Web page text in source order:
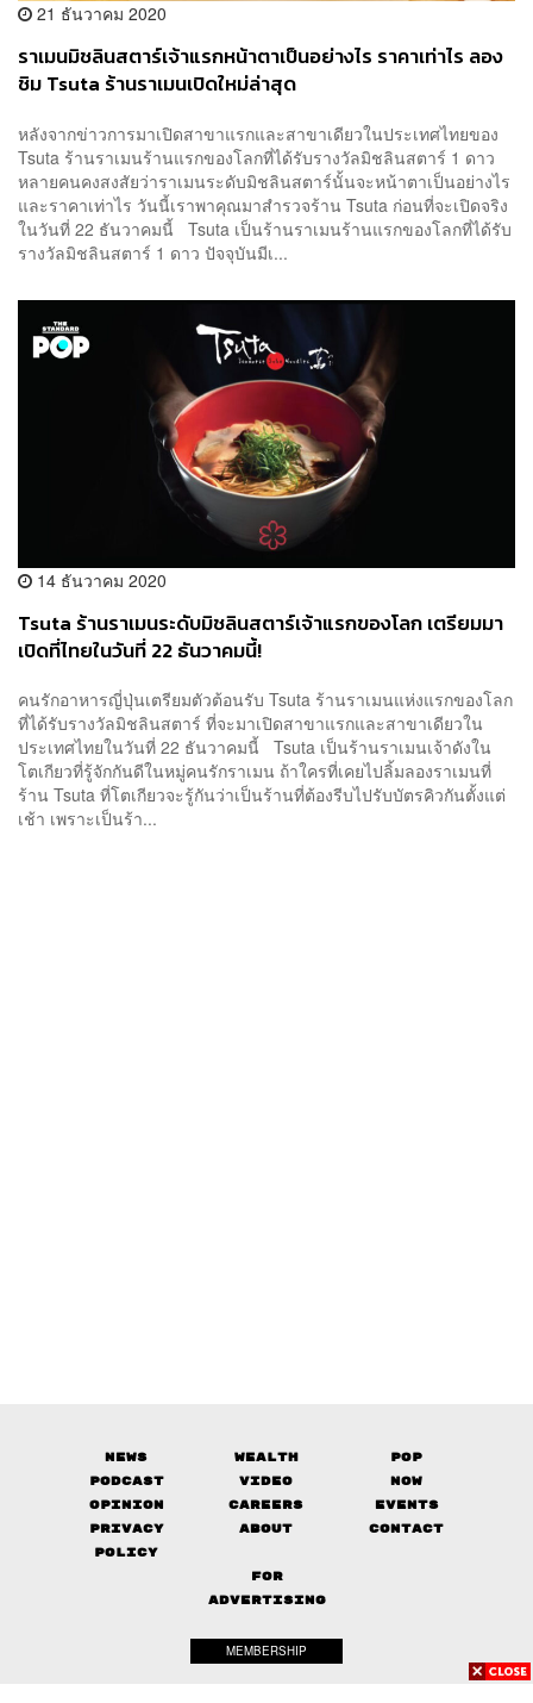
21 ธันวาคม 2020
ราเมนมิชลินสตาร์เจ้าแรกหน้าตาเป็นอย่างไร ราคาเท่าไร ลอง
ชิม Tsuta ร้านราเมนเปิดใหม่ล่าสุด
หลังจากข่าวการมาเปิดสาขาแรกและสาขาเดียวในประเทศไทยของ
Tsuta ร้านราเมนร้านแรกของโลกที่ได้รับรางวัลมิชลินสตาร์ 1 ดาว
หลายคนคงสงสัยว่าราเมนระดับมิชลินสตาร์นั้นจะหน้าตาเป็นอย่างไร
และราคาเท่าไร วันนี้เราพาคุณมาสำรวจร้าน Tsuta ก่อนที่จะเปิดจริง
ในวันที่ 22 ธันวาคมนี้ Tsuta เป็นร้านราเมนร้านแรกของโลกที่ได้รับ
รางวัลมิชลินสตาร์ 1 ดาว ปัจจุบันมีเ...
14 ธันวาคม 2020
Tsuta ร้านราเมนระดับมิชลินสตาร์เจ้าแรกของโลก เตรียมมา
เปิดที่ไทยในวันที่ 22 ธันวาคมนี้!
คนรักอาหารญี่ปุ่นเตรียมตัวต้อนรับ Tsuta ร้านราเมนแห่งแรกของโลก
ที่ได้รับรางวัลมิชลินสตาร์ ที่จะมาเปิดสาขาแรกและสาขาเดียวใน
ประเทศไทยในวันที่ 22 ธันวาคมนี้ Tsuta เป็นร้านราเมนเจ้าดังใน
โตเกียวที่รู้จักกันดีในหมู่คนรักราเมน ถ้าใครที่เคยไปลิ้มลองราเมนที่
ร้าน Tsuta ที่โตเกียวจะรู้กันว่าเป็นร้านที่ต้องรีบไปรับบัตรคิวกันตั้งแต่
เช้า เพราะเป็นร้า...
News Wealth
Pop
Podcast
Video
Now
Opinion
Careers
Events
Privacy
Policy
About Contact
FOR
ADVERTISING
MEMBERSHIP